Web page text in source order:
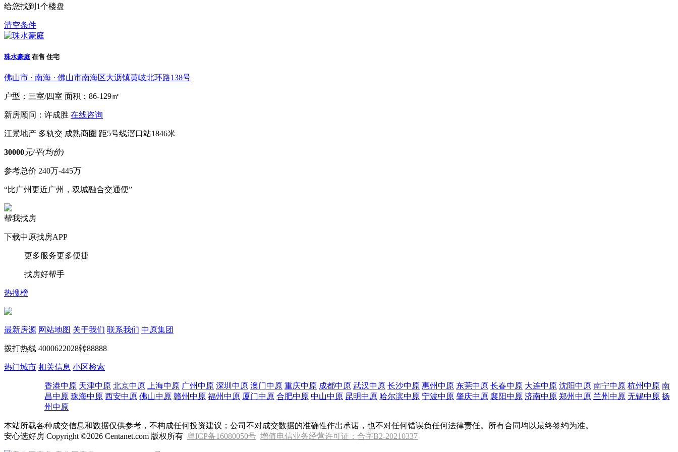
给您找到 1个楼盘
清空条件
珠水豪庭 在售 住宅
佛山市 · 南海 · 佛山市南海区大沥镇黄岐北环路138号
户型：三室/四室 面积：86-129㎡
新房顾问：许成胜 在线咨询
江景地产 多轨交 成熟商圈 距5号线滘口站1846米
30000元/平(均价)
参考总价 240万-445万
“比广州更近广州，双城融合交通便”
帮我找房
下载中原找房APP
更多服务更多便捷
找房好帮手
热搜榜
最新房源 网站地图 关于我们 联系我们 中原集团
拨打热线 4000622028转88888
热门城市 相关信息 小区检索
香港中原 天津中原 北京中原 上海中原 广州中原 深圳中原 澳门中原 重庆中原 成都中原 武汉中原 长沙中原 惠州中原 东莞中原 长春中原 大连中原 沈阳中原 南宁中原 杭州中原 南
昌中原 珠海中原 西安中原 佛山中原 赣州中原 福州中原 厦门中原 合肥中原 中山中原 昆明中原 哈尔滨中原 宁波中原 肇庆中原 襄阳中原 济南中原 郑州中原 兰州中原 无锡中原 扬
州中原
本站所载各种成交信息和数据仅供参考，不构成任何投资建议；公司不对成交数据的准确性作出承诺，也不对任何错误负任何法律责任。所有合同均以最终签约为准。
安心选好房 Copyright ©2026 Centanet.com 版权所有 粤ICP备16080050号 增值电信业务经营许可证：合字B2-20210337